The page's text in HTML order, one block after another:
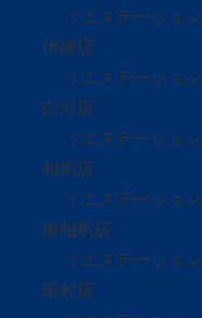
イエステーション
伊達店
イエステーション
白河店
イエステーション
相馬店
イエステーション
南相馬店
イエステーション
田村店